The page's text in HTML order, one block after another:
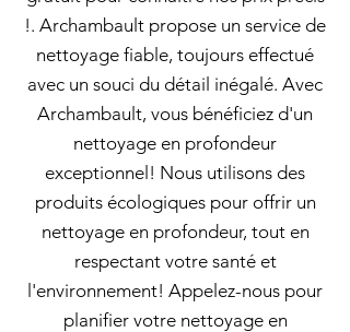
!. Archambault propose un service de
nettoyage fiable, toujours effectué
avec un souci du détail inégalé. Avec
Archambault, vous bénéficiez d'un
nettoyage en profondeur
exceptionnel! Nous utilisons des
produits écologiques pour offrir un
nettoyage en profondeur, tout en
respectant votre santé et
l'environnement! Appelez-nous pour
planifier votre nettoyage en